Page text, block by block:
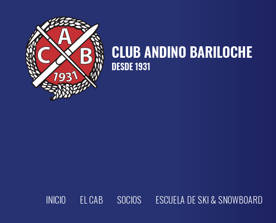
INICIO EL CAB SOCIOS ESCUELA DE SKI & SNOWBOARD